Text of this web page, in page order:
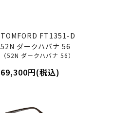
TOMFORD FT1351-D
52N ダークハバナ 56
（52N ダークハバナ 56）
69,300円(税込)